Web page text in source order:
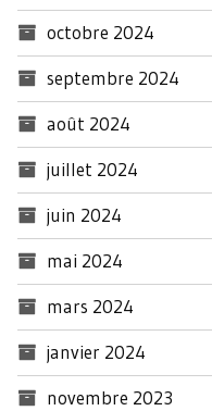
octobre 2024
septembre 2024
août 2024
juillet 2024
juin 2024
mai 2024
mars 2024
janvier 2024
novembre 2023